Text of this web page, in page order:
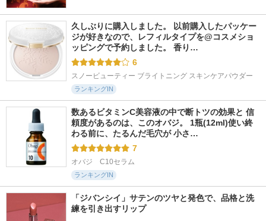
久しぶりに購入しました。 以前購入したパッケー
ジが好きなので、レフィルタイプを@コスメショ
ッピングで予約しました。 香り…
6
スノービューティー ブライトニング スキンケアパウダー
ランキングIN
数あるビタミンC美容液の中で断トツの効果と 信
頼度があるのは、このオバジ。 1瓶(12ml)使い終
わる前に、たるんだ毛穴が 小さ…
7
オバジ　C10セラム
ランキングIN
「ジバンシイ」サテンのツヤと発色で、品格と洗
練を引き出すリップ